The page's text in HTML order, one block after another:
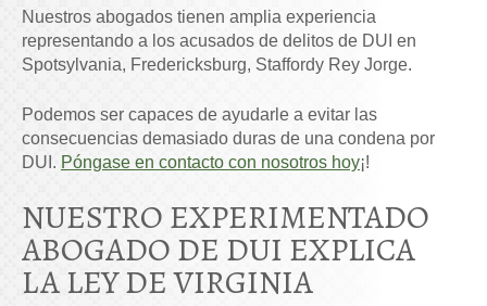
Nuestros abogados tienen amplia experiencia
representando a los acusados de delitos de DUI en
Spotsylvania, Fredericksburg, Staffordy Rey Jorge.
Podemos ser capaces de ayudarle a evitar las
consecuencias demasiado duras de una condena por
DUI. Póngase en contacto con nosotros hoy¡!
NUESTRO EXPERIMENTADO
ABOGADO DE DUI EXPLICA
LA LEY DE VIRGINIA